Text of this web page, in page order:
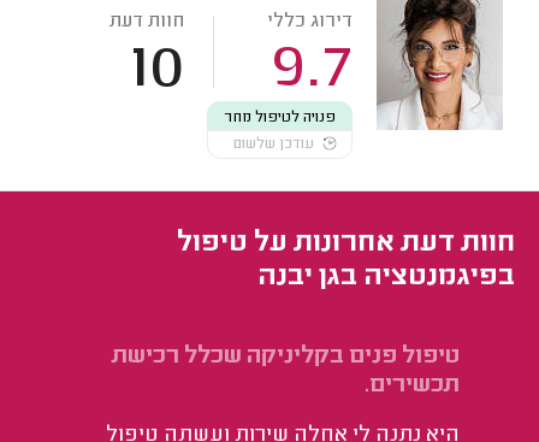
דירוג כללי
9.7
חוות דעת
10
פנויה לטיפול מחר
עודכן שלשום
חוות דעת אחרונות על טיפול
בפיגמנטציה בגן יבנה
טיפול פנים בקליניקה שכלל רכישת
תכשירים.
היא נתנה לי אחלה שירות ועשתה טיפול